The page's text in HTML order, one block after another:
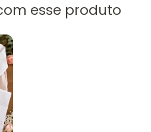
esse produto